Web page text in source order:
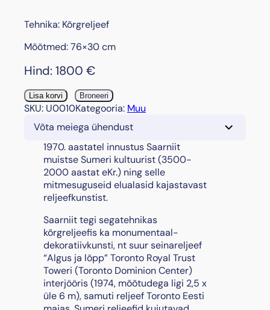
Tehnika: Kõrgreljeef
Mõõtmed: 76×30 cm
Hind: 1800 €
"
S
Lisa korvi Broneeri
SKU: U0010Kategooria: Muu
Võta meiega ühendust
1970. aastatel innustus Saarniit
muistse Sumeri kultuurist (3500-
2000 aastat eKr.) ning selle
mitmesuguseid elualasid kajastavast
reljeefkunstist.
Saarniit tegi segatehnikas
kõrgreljeefis ka monumentaal-
dekoratiivkunsti, nt suur seinareljeef
“Algus ja lõpp” Toronto Royal Trust
Toweri (Toronto Dominion Center)
interjööris (1974, mõõtudega ligi 2,5 x
üle 6 m), samuti reljeef Toronto Eesti